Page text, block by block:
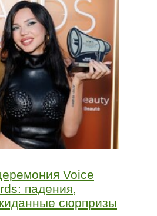
Voice
падения,
сюрпризы